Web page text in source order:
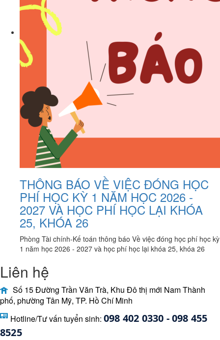
THÔNG BÁO VỀ VIỆC ĐÓNG HỌC
PHÍ HỌC KỲ 1 NĂM HỌC 2026 -
2027 VÀ HỌC PHÍ HỌC LẠI KHÓA
25, KHÓA 26
Phòng Tài chính-Kế toán thông báo Về việc đóng học phí học kỳ
1 năm học 2026 - 2027 và học phí học lại khóa 25, khóa 26
Liên hệ
Số 15 Đường Trần Văn Trà, Khu Đô thị mới Nam Thành
phố, phường Tân Mỹ, TP. Hồ Chí Minh
Hotline/Tư vấn tuyển sinh: 098 402 0330 - 098 455
8525